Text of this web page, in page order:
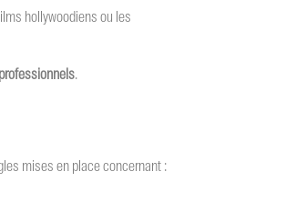
hollywoodiens ou les
.
mises en place concernant :